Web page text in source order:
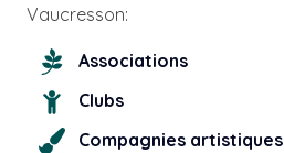
Vaucresson:
Associations
Clubs
Compagnies artistiques